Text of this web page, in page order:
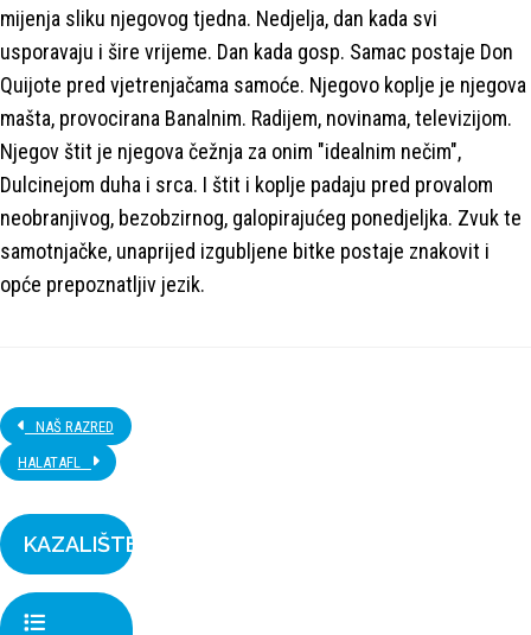
mijenja sliku njegovog tjedna. Nedjelja, dan kada svi
usporavaju i šire vrijeme. Dan kada gosp. Samac postaje Don
Quijote pred vjetrenjačama samoće. Njegovo koplje je njegova
mašta, provocirana Banalnim. Radijem, novinama, televizijom.
Njegov štit je njegova čežnja za onim "idealnim nečim",
Dulcinejom duha i srca. I štit i koplje padaju pred provalom
neobranjivog, bezobzirnog, galopirajućeg ponedjeljka. Zvuk te
samotnjačke, unaprijed izgubljene bitke postaje znakovit i
opće prepoznatljiv jezik.
NAŠ RAZRED
HALATAFL
KAZALIŠTE